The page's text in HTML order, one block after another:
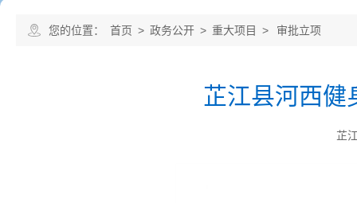
您的位置： 首页 > 政务公开 > 重大项目 > 审批立项
芷江县河西健
芷